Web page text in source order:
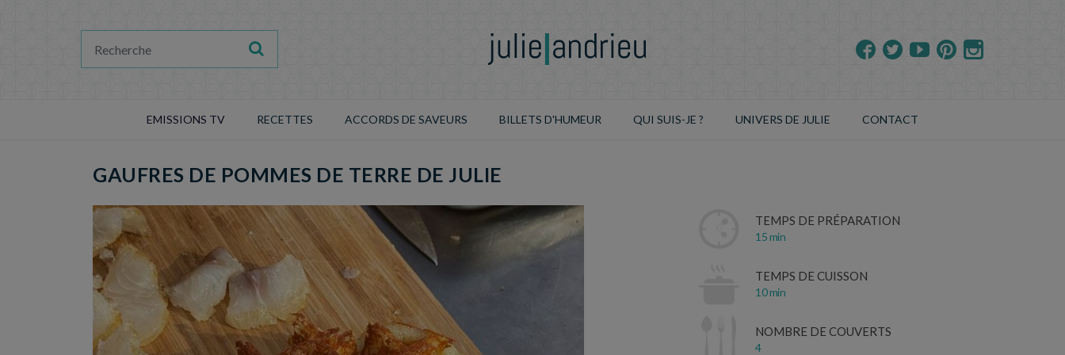
EMISSIONS TV RECETTES ACCORDS DE SAVEURS BILLETS D'HUMEUR QUI SUIS-JE ? UNIVERS DE JULIE CONTACT
GAUFRES DE POMMES DE TERRE DE JULIE
TEMPS DE PRÉPARATION
15 min
TEMPS DE CUISSON
10 min
NOMBRE DE COUVERTS
4